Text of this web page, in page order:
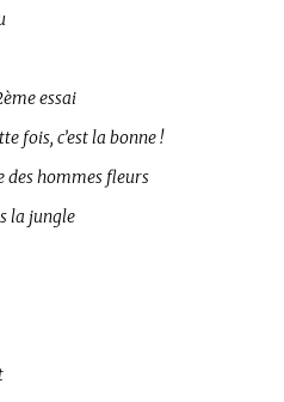
essai
fois, c’est la bonne !
des hommes fleurs
la jungle